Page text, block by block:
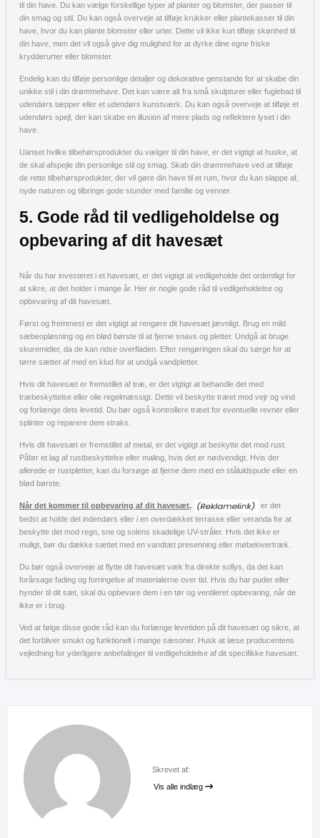
til din have. Du kan vælge forskellige typer af planter og blomster, der passer til
din smag og stil. Du kan også overveje at tilføje krukker eller plantekasser til din
have, hvor du kan plante blomster eller urter. Dette vil ikke kun tilføje skønhed til
din have, men det vil også give dig mulighed for at dyrke dine egne friske
krydderurter eller blomster.
Endelig kan du tilføje personlige detaljer og dekorative genstande for at skabe din
unikke stil i din drømmehave. Det kan være alt fra små skulpturer eller fuglebad til
udendørs tæpper eller et udendørs kunstværk. Du kan også overveje at tilføje et
udendørs spejl, der kan skabe en illusion af mere plads og reflektere lyset i din
have.
Uanset hvilke tilbehørsprodukter du vælger til din have, er det vigtigt at huske, at
de skal afspejle din personlige stil og smag. Skab din drømmehave ved at tilføje
de rette tilbehørsprodukter, der vil gøre din have til et rum, hvor du kan slappe af,
nyde naturen og tilbringe gode stunder med familie og venner.
5. Gode råd til vedligeholdelse og
opbevaring af dit havesæt
Når du har investeret i et havesæt, er det vigtigt at vedligeholde det ordentligt for
at sikre, at det holder i mange år. Her er nogle gode råd til vedligeholdelse og
opbevaring af dit havesæt.
Først og fremmest er det vigtigt at rengøre dit havesæt jævnligt. Brug en mild
sæbeopløsning og en blød børste til at fjerne snavs og pletter. Undgå at bruge
skuremidler, da de kan ridse overfladen. Efter rengøringen skal du sørge for at
tørre sættet af med en klud for at undgå vandpletter.
Hvis dit havesæt er fremstillet af træ, er det vigtigt at behandle det med
træbeskyttelse eller olie regelmæssigt. Dette vil beskytte træet mod vejr og vind
og forlænge dets levetid. Du bør også kontrollere træet for eventuelle revner eller
splinter og reparere dem straks.
Hvis dit havesæt er fremstillet af metal, er det vigtigt at beskytte det mod rust.
Påfør et lag af rustbeskyttelse eller maling, hvis det er nødvendigt. Hvis der
allerede er rustpletter, kan du forsøge at fjerne dem med en ståluldspude eller en
blød børste.
Når det kommer til opbevaring af dit havesæt,
er det
bedst at holde det indendørs eller i en overdækket terrasse eller veranda for at
beskytte det mod regn, sne og solens skadelige UV-stråler. Hvis det ikke er
muligt, bør du dække sættet med en vandtæt presenning eller møbelovertræk.
Du bør også overveje at flytte dit havesæt væk fra direkte sollys, da det kan
forårsage fading og forringelse af materialerne over tid. Hvis du har puder eller
hynder til dit sæt, skal du opbevare dem i en tør og ventileret opbevaring, når de
ikke er i brug.
Ved at følge disse gode råd kan du forlænge levetiden på dit havesæt og sikre, at
det forbliver smukt og funktionelt i mange sæsoner. Husk at læse producentens
vejledning for yderligere anbefalinger til vedligeholdelse af dit specifikke havesæt.
Skrevet af:
Vis alle indlæg